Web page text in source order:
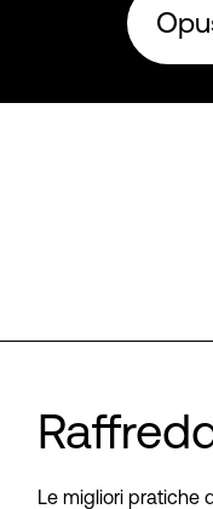
Le migliori pratiche